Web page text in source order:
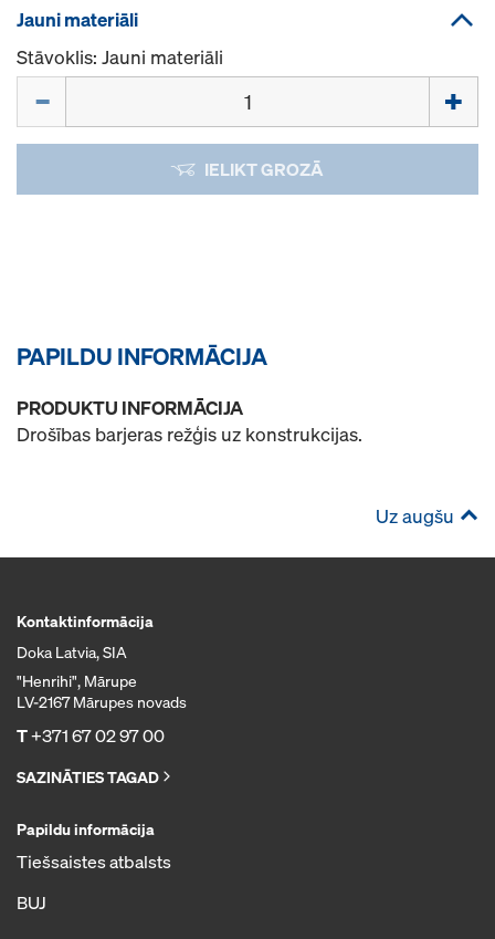
Jauni materiāli
Stāvoklis: Jauni materiāli
IELIKT GROZĀ
PAPILDU INFORMĀCIJA
PRODUKTU INFORMĀCIJA
Drošības barjeras režģis uz konstrukcijas.
Uz augšu
Kontaktinformācija
Doka Latvia, SIA
"Henrihi", Mārupe
LV-2167 Mārupes novads
T+371 67 02 97 00
SAZINĀTIES TAGAD
Papildu informācija
Tiešsaistes atbalsts
BUJ